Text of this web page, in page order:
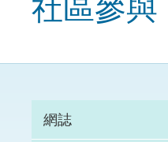
網誌